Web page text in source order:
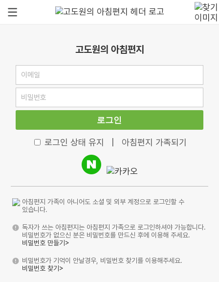
고도원의 아침편지
로그인
로그인 상태 유지 아침편지 가족되기
아침편지 가족이 아니어도 소셜 및 외부 계정으로 로그인할 수
있습니다.
독자가 쓰는 아침편지는 아침편지 가족으로 로그인하셔야 가능합니다.
비밀번호가 없으신 분은 비밀번호를 만드신 후에 이용해 주세요.
비밀번호 만들기>
비밀번호가 기억이 안날경우, 비밀번호 찾기를 이용해주세요.
비밀번호 찾기>